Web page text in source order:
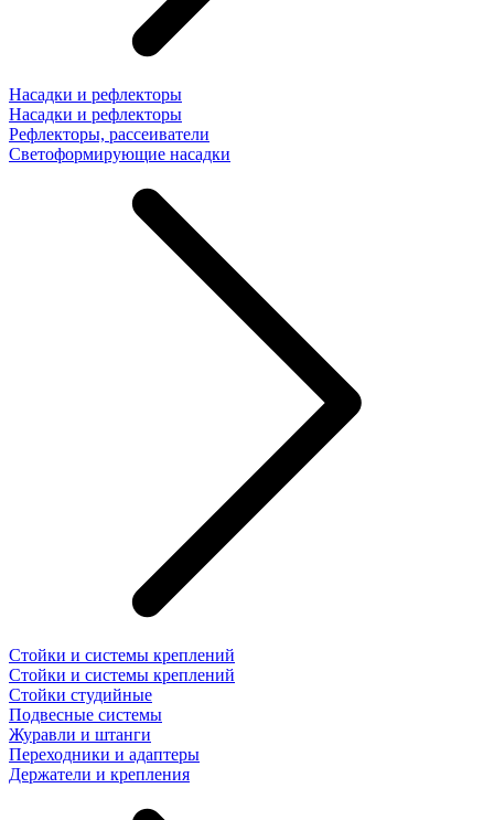
Насадки и рефлекторы
Насадки и рефлекторы
Рефлекторы, рассеиватели
Светоформирующие насадки
Стойки и системы креплений
Стойки и системы креплений
Стойки студийные
Подвесные системы
Журавли и штанги
Переходники и адаптеры
Держатели и крепления